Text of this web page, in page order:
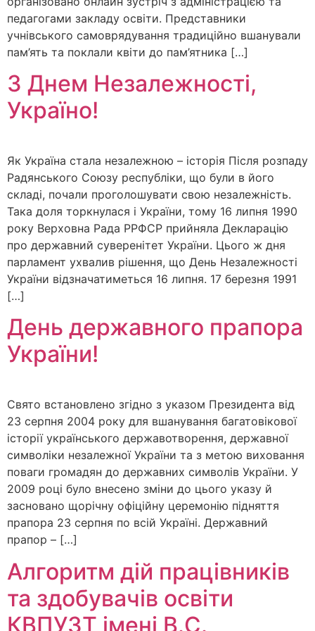
педагогами закладу освіти. Представники
учнівського самоврядування традиційно вшанували
пам’ять та поклали квіти до пам’ятника […]
З Днем Незалежності,
Україно!
Як Україна стала незалежною – історія Після розпаду
Радянського Союзу республіки, що були в його
складі, почали проголошувати свою незалежність.
Така доля торкнулася і України, тому 16 липня 1990
року Верховна Рада РРФСР прийняла Декларацію
про державний суверенітет України. Цього ж дня
парламент ухвалив рішення, що День Незалежності
України відзначатиметься 16 липня. 17 березня 1991
[…]
День державного прапора
України!
Свято встановлено згідно з указом Президента від
23 серпня 2004 року для вшанування багатовікової
історії українського державотворення, державної
символіки незалежної України та з метою виховання
поваги громадян до державних символів України. У
2009 році було внесено зміни до цього указу й
засновано щорічну офіційну церемонію підняття
прапора 23 серпня по всій Україні. Державний
прапор – […]
Алгоритм дій працівників
та здобувачів освіти
КВПУЗТ імені В.С.